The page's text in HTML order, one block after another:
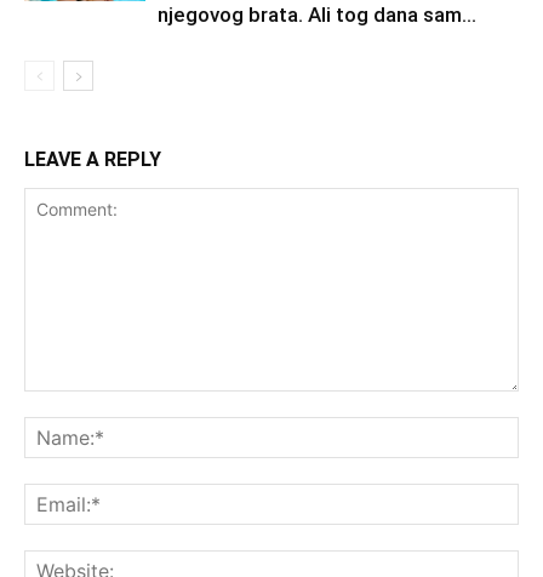
njegovog brata. Ali tog dana sam...
LEAVE A REPLY